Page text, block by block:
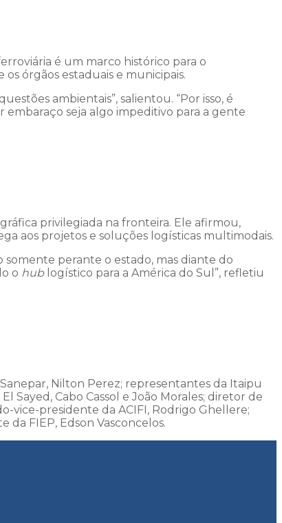
é um marco histórico para o
órgãos estaduais e municipais.
ambientais”, salientou. “Por isso, é
seja algo impeditivo para a gente
privilegiada na fronteira. Ele afirmou,
aos projetos e soluções logísticas multimodais.
somente perante o estado, mas diante do
o hublogístico para a América do Sul”, refletiu
Nilton Perez; representantes da Itaipu
Cabo Cassol e João Morales; diretor de
vice-presidente da ACIFI, Rodrigo Ghellere;
FIEP, Edson Vasconcelos.